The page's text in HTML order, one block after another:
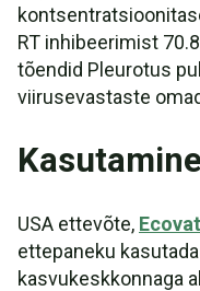
RT inhibeerimist
tõendid Pleurotus
viirusevastaste
Kasutamine
USA ettevõte,
ettepaneku
kasvukeskkonnaga